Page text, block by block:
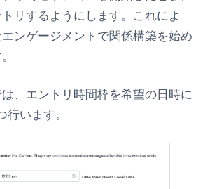
リするようにします。これによ
ンゲージメントで関係構築を始め
、 エントリ時間枠を希望の日時に
います。